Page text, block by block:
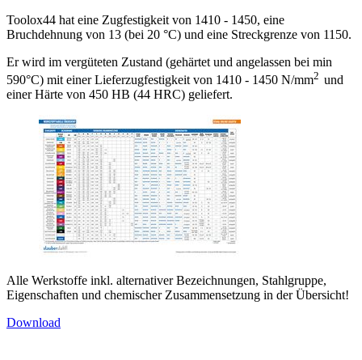
Toolox44 hat eine Zugfestigkeit von 1410 - 1450, eine
Bruchdehnung von 13 (bei 20 °C) und eine Streckgrenze von 1150.
Er wird im vergüteten Zustand (gehärtet und angelassen bei min
590°C) mit einer Lieferzugfestigkeit von 1410 - 1450 N/mm2 und
einer Härte von 450 HB (44 HRC) geliefert.
Alle Werkstoffe inkl. alternativer Bezeichnungen, Stahlgruppe,
Eigenschaften und chemischer Zusammensetzung in der Übersicht!
Download